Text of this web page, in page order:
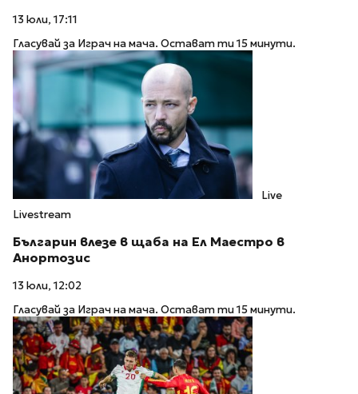
13 юли, 17:11
Гласувай за Играч на мача. Остават ти 15 минути.
Live
Livestream
Българин влезе в щаба на Ел Маестро в
Анортозис
13 юли, 12:02
Гласувай за Играч на мача. Остават ти 15 минути.